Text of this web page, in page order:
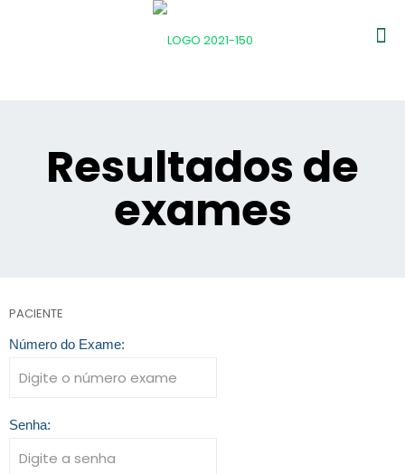
Resultados de
exames
PACIENTE
Número do Exame:
Senha: